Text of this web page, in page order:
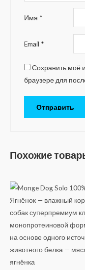
Имя *
Email *
Сохранить моё
браузере для
Похожие